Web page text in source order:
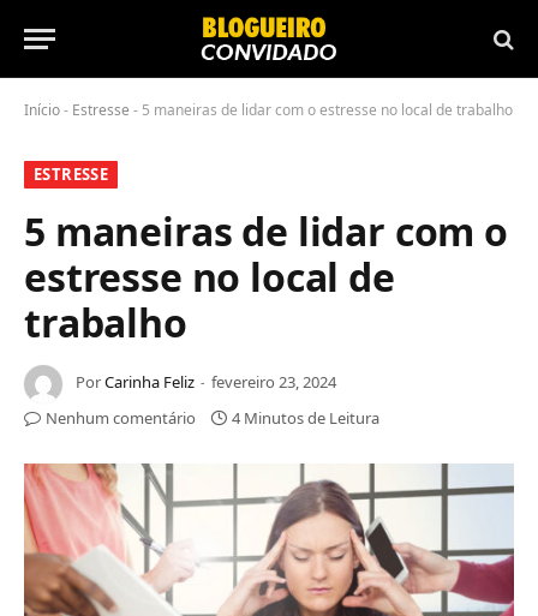
Início- Estresse - 5 maneiras de lidar com o estresse no local de trabalho
ESTRESSE
5 maneiras de lidar com o
estresse no local de
trabalho
PorCarinha Feliz
fevereiro 23, 2024
Nenhum comentário
4 Minutos de Leitura